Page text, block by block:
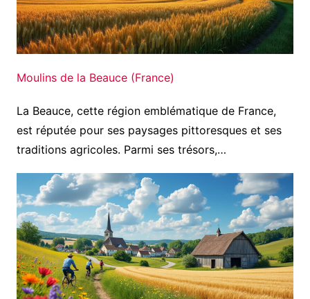
Moulins de la Beauce (France)
La Beauce, cette région emblématique de France,
est réputée pour ses paysages pittoresques et ses
traditions agricoles. Parmi ses trésors,…